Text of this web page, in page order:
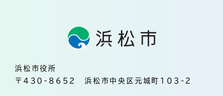
浜松市役所
〒430-8652 浜松市中央区元城町103-2